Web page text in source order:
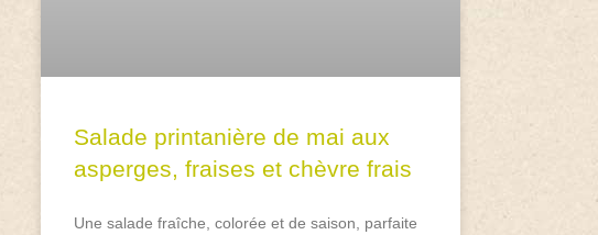
Salade printanière de mai aux
asperges, fraises et chèvre frais
Une salade fraîche, colorée et de saison, parfaite